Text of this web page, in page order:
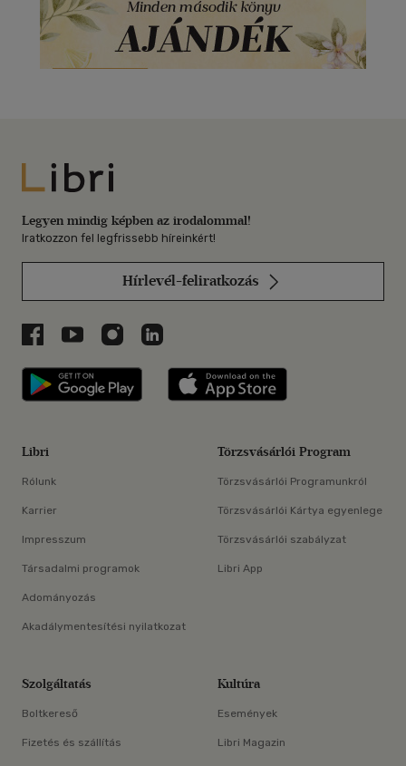
Libri
Legyen mindig képben az irodalommal!
Iratkozzon fel legfrissebb híreinkért!
Hírlevél-feliratkozás
Libri a Facebookon
Libri a Youtube-on
Libri az Instagramon
Libri a LinkedInen
Libri applikáció Szerezd meg: Google
Libri
Rólunk
Karrier
Impresszum
Társadalmi programok
Adományozás
Akadálymentesítési nyilatkozat
Törzsvásárlói Program
Törzsvásárlói Programunkról
Törzsvásárlói Kártya egyenlege
Törzsvásárlói szabályzat
Libri App
Szolgáltatás
Boltkereső
Fizetés és szállítás
Kultúra
Események
Libri Magazin